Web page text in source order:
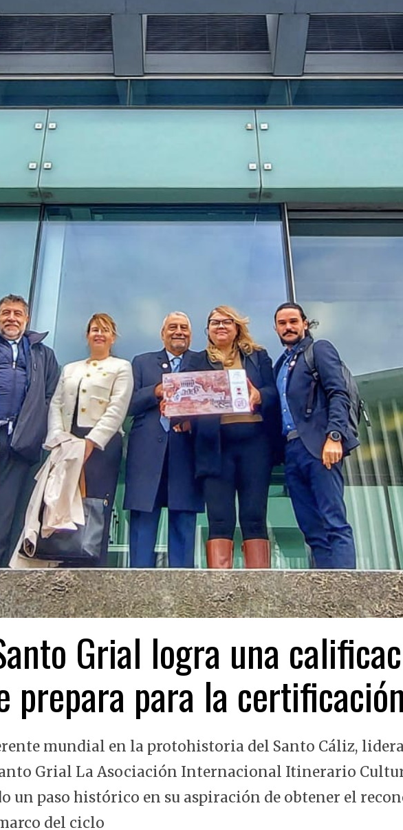
Grial logra una
prepara para la
mundial en la protohistoria del Santo Cáliz,
Grial La Asociación Internacional Itinerario
un paso histórico en su aspiración de obtener el
del ciclo